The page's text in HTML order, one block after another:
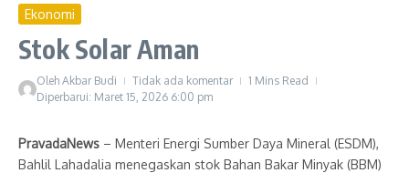
Ekonomi
Stok Solar Aman
Oleh Akbar Budi Tidak ada komentar
1 Mins Read
Diperbarui: Maret 15, 2026 6:00 pm
PravadaNews – Menteri Energi Sumber Daya Mineral (ESDM),
Bahlil Lahadalia menegaskan stok Bahan Bakar Minyak (BBM)